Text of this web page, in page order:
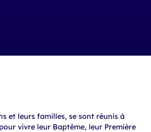
et leurs familles, se sont réunis à
vivre leur Baptême, leur Première